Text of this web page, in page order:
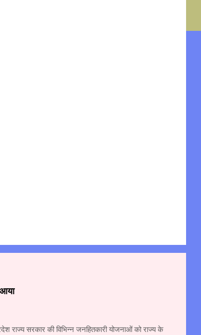
राज्य सरकार की विभिन्न जनहितकारी योजनाओं को राज्य के